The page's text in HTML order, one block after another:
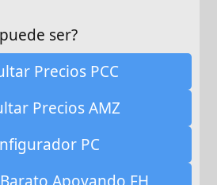
ser?
Precios PCC
Precios AMZ
PC
Apoyando FH